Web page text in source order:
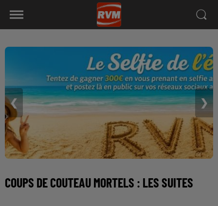
❮ ❯
COUPS DE COUTEAU MORTELS : LES SUITES